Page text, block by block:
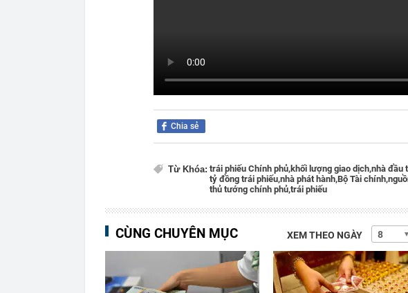
Chia sẻ
Từ Khóa: trái phiếu Chính phủ,khối lượng giao dịch,nhà đầu
tỷ đồng trái phiếu,nhà phát hành,Bộ Tài chính,
thủ tướng chính phủ,trái phiếu
CÙNG CHUYÊN MỤC XEM THEO NGÀY